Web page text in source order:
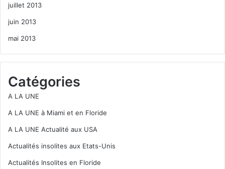
juillet 2013
juin 2013
mai 2013
Catégories
A LA UNE
A LA UNE à Miami et en Floride
A LA UNE Actualité aux USA
Actualités insolites aux Etats-Unis
Actualités Insolites en Floride